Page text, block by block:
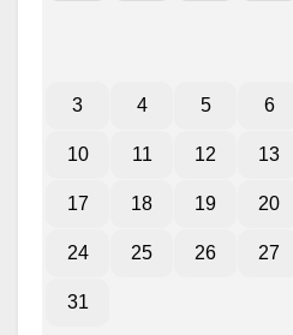
3 4 5 6
10 11 12 13
17 18 19 20
24 25 26 27
31